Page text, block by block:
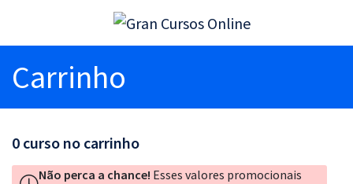
Carrinho
0 curso no carrinho
Não perca a chance! Esses valores promocionais